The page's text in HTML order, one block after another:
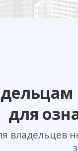
для
владельцев